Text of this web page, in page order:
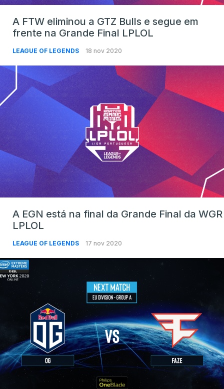
A FTW eliminou a GTZ Bulls e segue em
frente na Grande Final LPLOL
LEAGUE OF LEGENDS 18 nov 2020
A EGN está na final da Grande Final da WGR
LPLOL
LEAGUE OF LEGENDS 17 nov 2020